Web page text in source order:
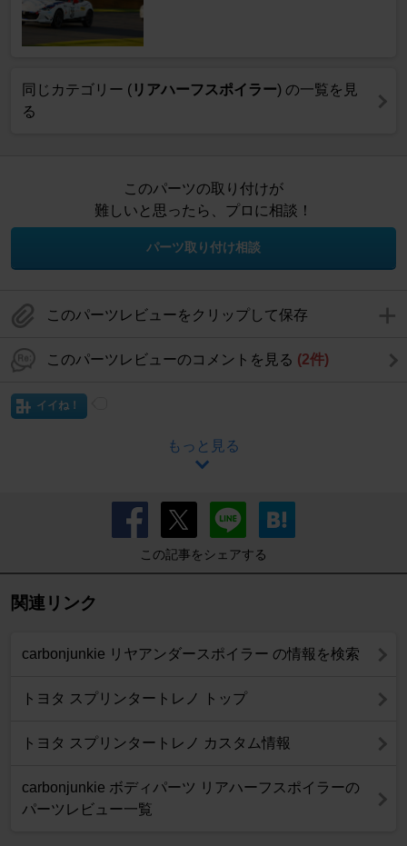
同じカテゴリー ( リアハーフスポイラー) の一覧を見
る
このパーツの取り付けが
難しいと思ったら、プロに相談！
パーツ取り付け相談
このパーツレビューをクリップして保存
このパーツレビューのコメントを見る (2件)
イイね！
もっと見る
この記事をシェアする
関連リンク
carbonjunkie リヤアンダースポイラー の情報を検索
トヨタ スプリンタートレノ トップ
トヨタ スプリンタートレノ カスタム情報
carbonjunkie ボディパーツ リアハーフスポイラーの
パーツレビュー一覧